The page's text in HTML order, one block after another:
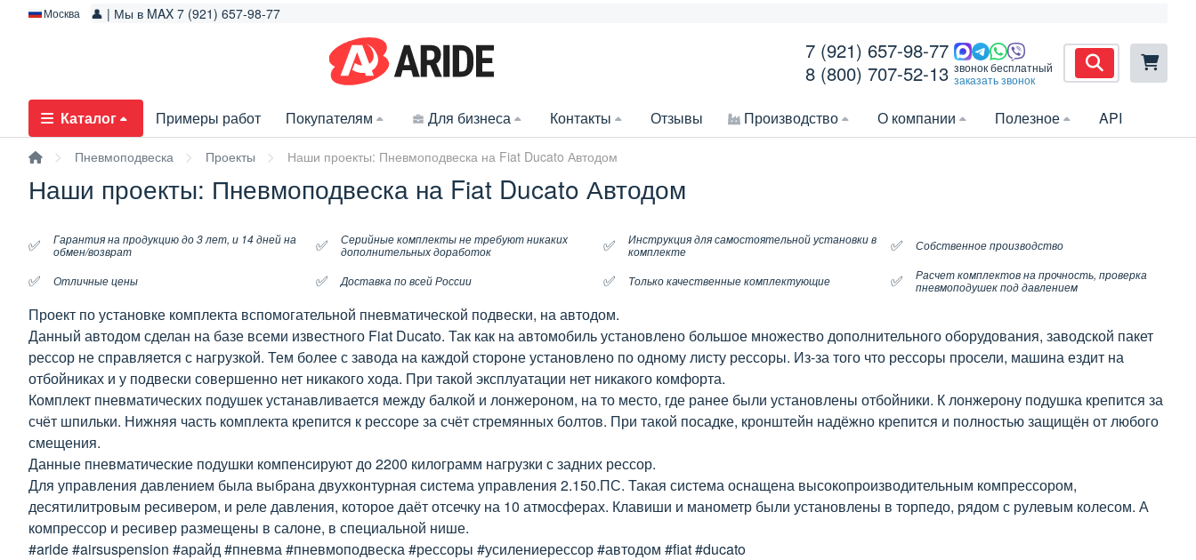
Москва 👤 | Мы в MAX 7 (921) 657-98-77
7 (921) 657-98-77
8 (800) 707-52-13 звонок бесплатный
заказать звонок
Каталог Примеры работ Покупателям Для бизнеса Контакты Отзывы Производство О компании Полезное API
Пневмоподвеска Проекты Наши проекты: Пневмоподвеска на Fiat Ducato Автодом
Наши проекты: Пневмоподвеска на Fiat Ducato Автодом
✅
Гарантия на продукцию до 3 лет, и 14 дней на
обмен/возврат
✅
Серийные комплекты не требуют никаких
дополнительных доработок
✅
Инструкция для самостоятельной установки в
комплекте
✅ Собственное производство
✅ Отличные цены ✅ Доставка по всей России ✅ Только качественные комплектующие ✅
Расчет комплектов на прочность, проверка
пневмоподушек под давлением
Проект по установке комплекта вспомогательной пневматической подвески, на автодом.
Данный автодом сделан на базе всеми известного Fiat Ducato. Так как на автомобиль установлено большое множество дополнительного оборудования, заводской пакет
рессор не справляется с нагрузкой. Тем более с завода на каждой стороне установлено по одному листу рессоры. Из-за того что рессоры просели, машина ездит на
отбойниках и у подвески совершенно нет никакого хода. При такой эксплуатации нет никакого комфорта.
Комплект пневматических подушек устанавливается между балкой и лонжероном, на то место, где ранее были установлены отбойники. К лонжерону подушка крепится за
счёт шпильки. Нижняя часть комплекта крепится к рессоре за счёт стремянных болтов. При такой посадке, кронштейн надёжно крепится и полностью защищён от любого
смещения.
Данные пневматические подушки компенсируют до 2200 килограмм нагрузки с задних рессор.
Для управления давлением была выбрана двухконтурная система управления 2.150.ПС. Такая система оснащена высокопроизводительным компрессором,
десятилитровым ресивером, и реле давления, которое даёт отсечку на 10 атмосферах. Клавиши и манометр были установлены в торпедо, рядом с рулевым колесом. А
компрессор и ресивер размещены в салоне, в специальной нише.
#aride #airsuspension #арайд #пневма #пневмоподвеска #рессоры #усилениерессор #автодом #fiat #ducato